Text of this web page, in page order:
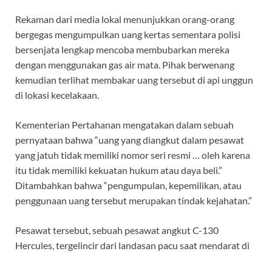
Rekaman dari media lokal menunjukkan orang-orang
bergegas mengumpulkan uang kertas sementara polisi
bersenjata lengkap mencoba membubarkan mereka
dengan menggunakan gas air mata. Pihak berwenang
kemudian terlihat membakar uang tersebut di api unggun
di lokasi kecelakaan.
Kementerian Pertahanan mengatakan dalam sebuah
pernyataan bahwa “uang yang diangkut dalam pesawat
yang jatuh tidak memiliki nomor seri resmi … oleh karena
itu tidak memiliki kekuatan hukum atau daya beli.”
Ditambahkan bahwa “pengumpulan, kepemilikan, atau
penggunaan uang tersebut merupakan tindak kejahatan.”
Pesawat tersebut, sebuah pesawat angkut C-130
Hercules, tergelincir dari landasan pacu saat mendarat di